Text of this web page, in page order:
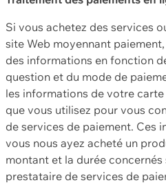
Si vous achetez des services
site Web moyennant
des informations en fonction
question et du mode de
les informations de votre
que vous utilisez pour vous
de services de paiement. Ces
vous nous ayez acheté un
montant et la durée concernés
prestataire de services de